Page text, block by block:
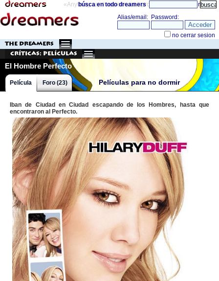
«Anything can happen and it probably will» directorio
búsca en todo dreamers
THE DREAMERS
Críticas: Películas
El Hombre Perfecto
Películas para no dormir
Película Foro (23)
Iban de Ciudad en Ciudad escapando de los Hombres, hasta que
encontraron al Perfecto.